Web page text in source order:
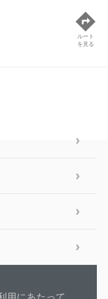
ルート
を見る